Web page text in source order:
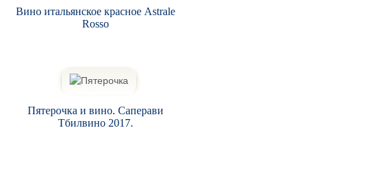
Вино итальянское красное Astrale
Rosso
Пятерочка и вино. Саперави
Тбилвино 2017.